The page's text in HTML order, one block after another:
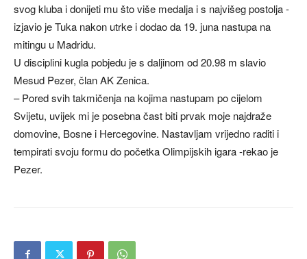
svog kluba i donijeti mu što više medalja i s najvišeg postolja -
izjavio je Tuka nakon utrke i dodao da 19. juna nastupa na
mitingu u Madridu.
U disciplini kugla pobjedu je s daljinom od 20.98 m slavio
Mesud Pezer, član AK Zenica.
– Pored svih takmičenja na kojima nastupam po cijelom
Svijetu, uvijek mi je posebna čast biti prvak moje najdraže
domovine, Bosne i Hercegovine. Nastavljam vrijedno raditi i
tempirati svoju formu do početka Olimpijskih igara -rekao je
Pezer.